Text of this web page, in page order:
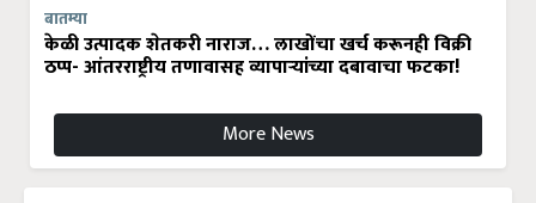
बातम्या
केळी उत्पादक शेतकरी नाराज… लाखोंचा खर्च करूनही विक्री
ठप्प- आंतरराष्ट्रीय तणावासह व्यापाऱ्यांच्या दबावाचा फटका!
More News